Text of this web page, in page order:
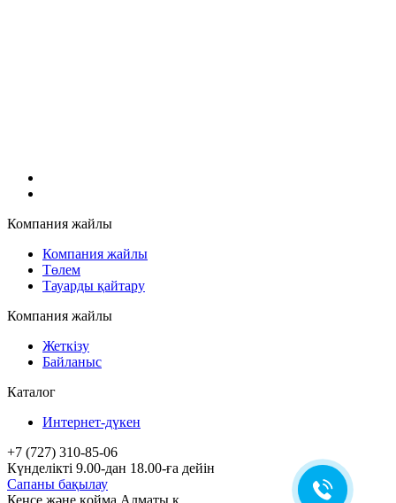
Компания жайлы
Компания жайлы
Төлем
Тауарды қайтару
Компания жайлы
Жеткізу
Байланыс
Каталог
Интернет-дүкен
+7 (727) 310-85-06
Күнделікті 9.00-дан 18.00-ға дейін
Сапаны бақылау
Кеңсе және қойма Алматы қ.